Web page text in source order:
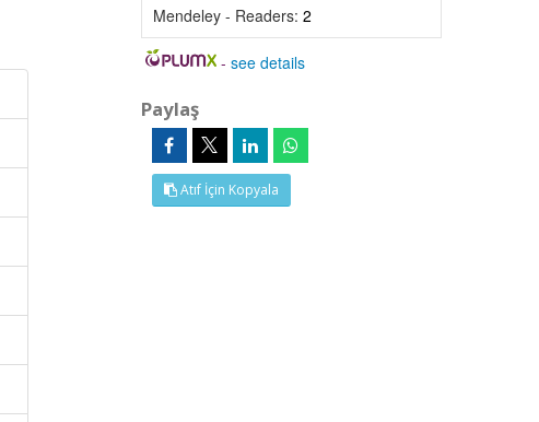
Mendeley - Readers: 2
-see details
Paylaş
Atıf İçin Kopyala